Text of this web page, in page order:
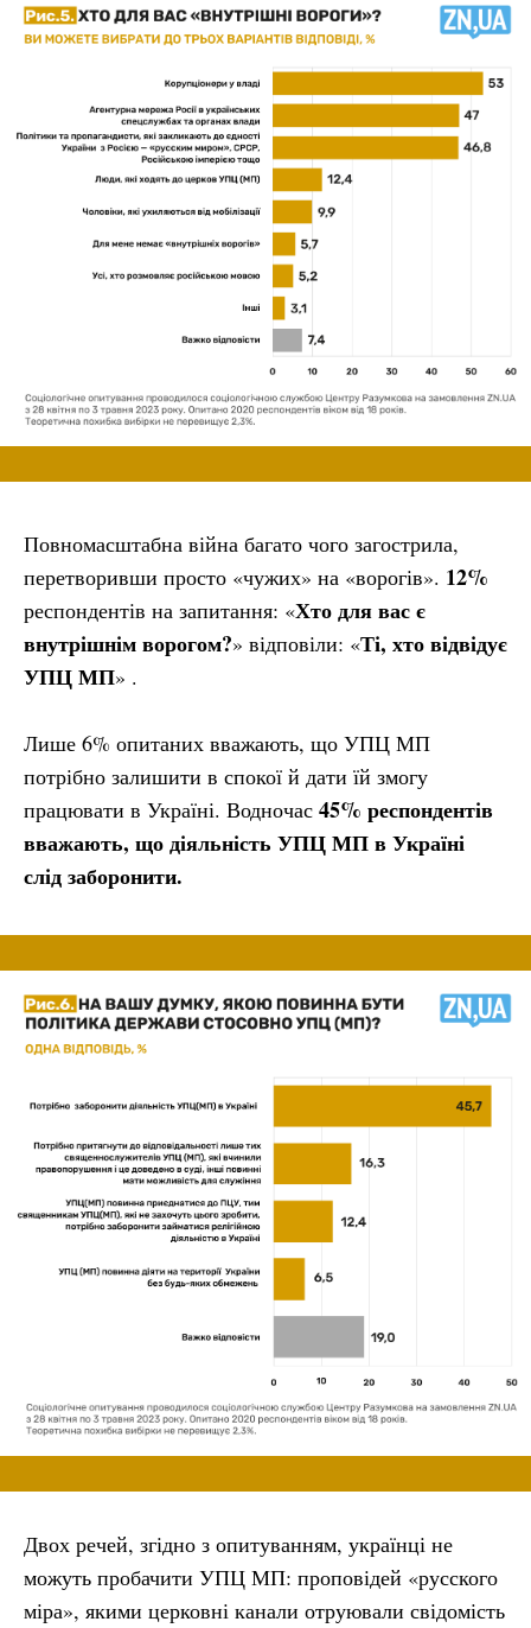
Повномасштабна війна багато чого загострила,
перетворивши просто «чужих» на «ворогів». 12%
респондентів на запитання: «Хто для вас є
внутрішнім ворогом?» відповіли: «Ті, хто відвідує
УПЦ МП» .
Лише 6% опитаних вважають, що УПЦ МП
потрібно залишити в спокої й дати їй змогу
працювати в Україні. Водночас 45% респондентів
вважають, що діяльність УПЦ МП в Україні
слід заборонити.
Двох речей, згідно з опитуванням, українці не
можуть пробачити УПЦ МП: проповідей «русского
міра», якими церковні канали отруювали свідомість